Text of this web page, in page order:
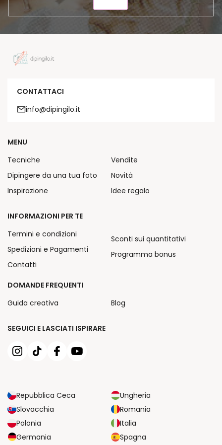
CONTATTACI
info@dipingilo.it
SEGUICI E LASCIATI ISPIRARE
Repubblica Ceca
Ungheria
Slovacchia
Romania
Polonia
Italia
Germania
Spagna
MENU
Tecniche
Dipingere da una tua foto
Inspirazione
Vendite
Novità
Idee regalo
INFORMAZIONI PER TE
Termini e condizioni
Spedizioni e Pagamenti
Contatti
Sconti sui quantitativi
Programma bonus
DOMANDE FREQUENTI
Guida creativa
Blog